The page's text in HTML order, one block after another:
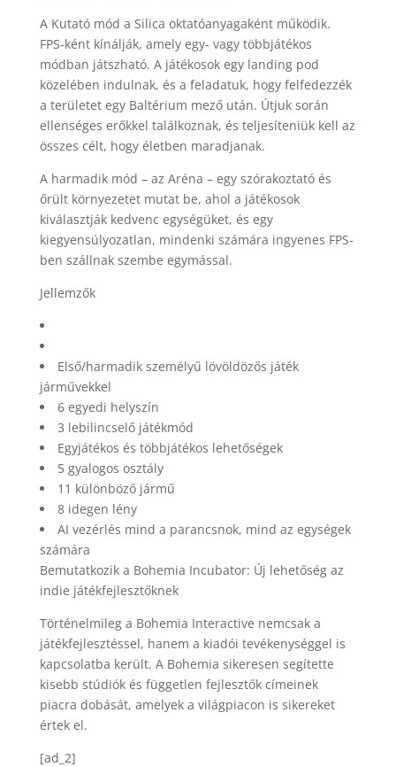
A Kutató mód a Silica oktatóanyagaként működik.
FPS-ként kínálják, amely egy- vagy többjátékos
módban játszható. A játékosok egy landing pod
közelében indulnak, és a feladatuk, hogy felfedezzék
a területet egy Baltérium mező után. Útjuk során
ellenséges erőkkel találkoznak, és teljesíteniük kell az
összes célt, hogy életben maradjanak.
A harmadik mód – az Aréna – egy szórakoztató és
őrült környezetet mutat be, ahol a játékosok
kiválasztják kedvenc egységüket, és egy
kiegyensúlyozatlan, mindenki számára ingyenes FPS-
ben szállnak szembe egymással.
Jellemzők
Első/harmadik személyű lövöldözős játék
járművekkel
6 egyedi helyszín
3 lebilincselő játékmód
Egyjátékos és többjátékos lehetőségek
5 gyalogos osztály
11 különböző jármű
8 idegen lény
AI vezérlés mind a parancsnok, mind az egységek
számára
Bemutatkozik a Bohemia Incubator: Új lehetőség az
indie játékfejlesztőknek
Történelmileg a Bohemia Interactive nemcsak a
játékfejlesztéssel, hanem a kiadói tevékenységgel is
kapcsolatba került. A Bohemia sikeresen segítette
kisebb stúdiók és független fejlesztők címeinek
piacra dobását, amelyek a világpiacon is sikereket
értek el.
[ad_2]